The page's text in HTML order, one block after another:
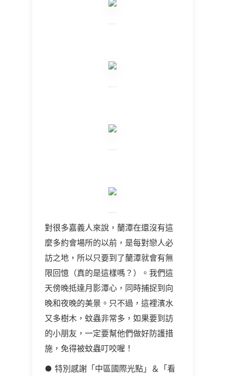
對很多嘉義人來說，蘭潭在還沒有這
麼多約會場所的以前，是每對戀人必
訪之地，所以只要到了蘭潭就會有無
限回憶（真的是這樣嗎？）。我們這
天傍晚抵達月影潭心，同時捕捉到向
晚和夜晚的美景。只不過，這裡濱水
又多樹木，蚊蟲非常多，如果要到訪
的小朋友，一定要幫他們做好防護措
施，免得被蚊蟲叮咬喔！
● 特別感謝「中區國際光點」＆「看